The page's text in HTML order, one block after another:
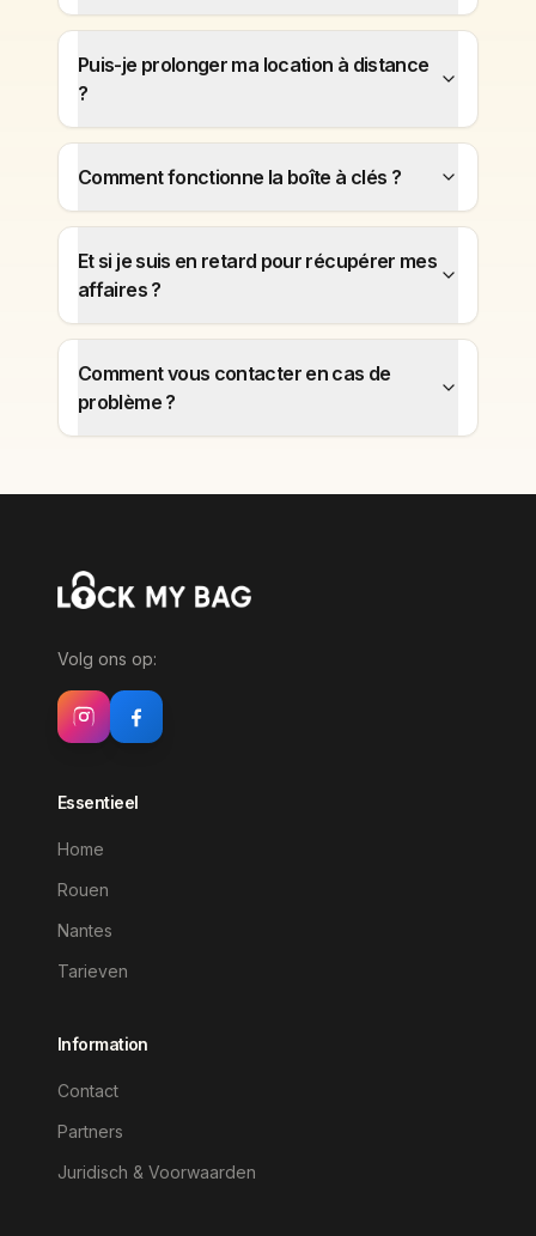
Puis-je prolonger ma location à distance
?
Comment fonctionne la boîte à clés ?
Et si je suis en retard pour récupérer mes
affaires ?
Comment vous contacter en cas de
problème ?
Volg ons op:
Essentieel
Home
Rouen
Nantes
Tarieven
Information
Contact
Partners
Juridisch & Voorwaarden